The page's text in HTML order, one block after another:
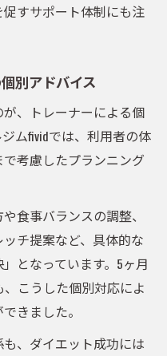
すサポート体制にも注
別アドバイス
、トレーナーによる個
ムfividでは、利用者の体
考慮したプランニング
食事バランスの調整、
チ提案など、具体的な
となっています。5ヶ月
こうした個別対応によ
きました。
、ダイエット成功には